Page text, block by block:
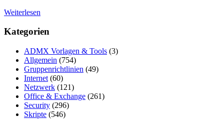
Weiterlesen
Kategorien
ADMX Vorlagen & Tools (3)
Allgemein (754)
Gruppenrichtlinien (49)
Internet (60)
Netzwerk (121)
Office & Exchange (261)
Security (296)
Skripte (546)